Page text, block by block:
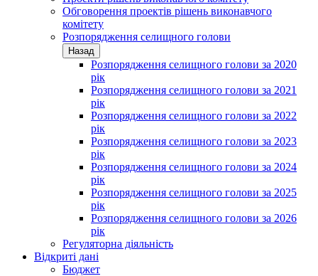
Обговорення проектів рішень виконавчого
комітету
Розпорядження селищного голови
Назад
Розпорядження селищного голови за 2020
рік
Розпорядження селищного голови за 2021
рік
Розпорядження селищного голови за 2022
рік
Розпорядження селищного голови за 2023
рік
Розпорядження селищного голови за 2024
рік
Розпорядження селищного голови за 2025
рік
Розпорядження селищного голови за 2026
рік
Регуляторна діяльність
Відкриті дані
Бюджет